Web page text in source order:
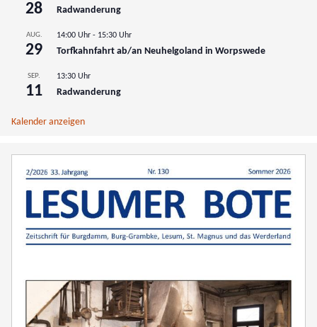
28 Radwanderung
AUG.
29
14:00 Uhr - 15:30 Uhr
Torfkahnfahrt ab/an Neuhelgoland in Worpswede
SEP.
11
13:30 Uhr
Radwanderung
Kalender anzeigen